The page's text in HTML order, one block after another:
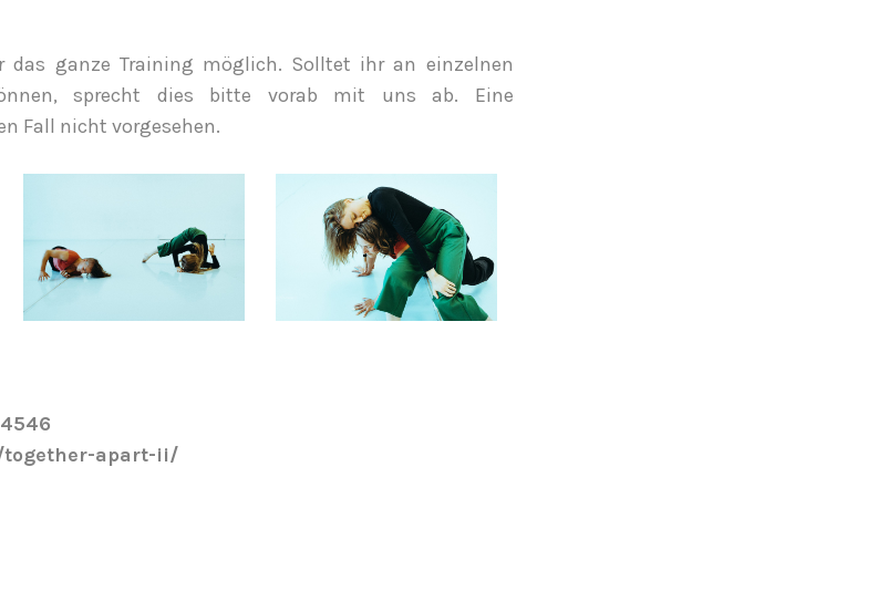
ganze Training möglich. Solltet ihr an einzelnen
sprecht dies bitte vorab mit uns ab. Eine
Fall nicht vorgesehen.
apart-ii/